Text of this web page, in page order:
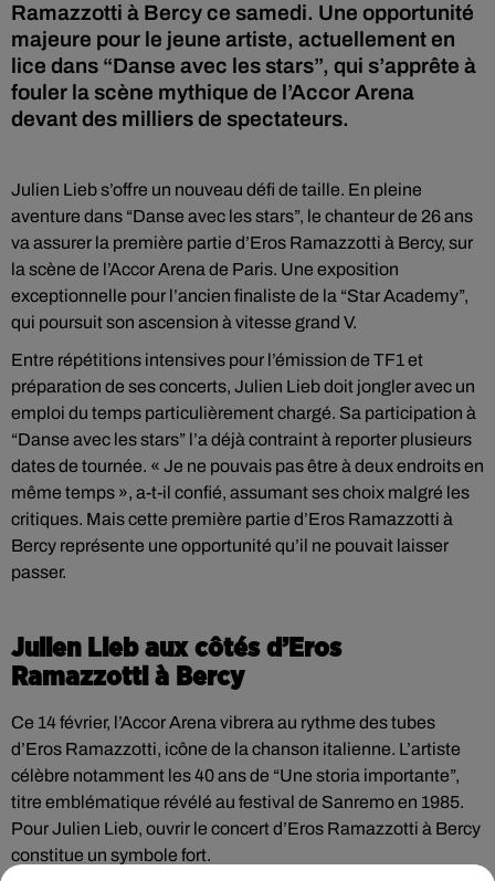
Ramazzotti à Bercy ce samedi. Une opportunité
majeure pour le jeune artiste, actuellement en
lice dans “Danse avec les stars”, qui s’apprête à
fouler la scène mythique de l’Accor Arena
devant des milliers de spectateurs.
Julien Lieb s’offre un nouveau défi de taille. En pleine
aventure dans “Danse avec les stars”, le chanteur de 26 ans
va assurer la première partie d’Eros Ramazzotti à Bercy, sur
la scène de l’Accor Arena de Paris. Une exposition
exceptionnelle pour l’ancien finaliste de la “Star Academy”,
qui poursuit son ascension à vitesse grand V.
Entre répétitions intensives pour l’émission de TF1 et
préparation de ses concerts, Julien Lieb doit jongler avec un
emploi du temps particulièrement chargé. Sa participation à
“Danse avec les stars” l’a déjà contraint à reporter plusieurs
dates de tournée. « Je ne pouvais pas être à deux endroits en
même temps », a-t-il confié, assumant ses choix malgré les
critiques. Mais cette première partie d’Eros Ramazzotti à
Bercy représente une opportunité qu’il ne pouvait laisser
passer.
Julien Lieb aux côtés d’Eros
Ramazzotti à Bercy
Ce 14 février, l’Accor Arena vibrera au rythme des tubes
d’Eros Ramazzotti, icône de la chanson italienne. L’artiste
célèbre notamment les 40 ans de “Une storia importante”,
titre emblématique révélé au festival de Sanremo en 1985.
Pour Julien Lieb, ouvrir le concert d’Eros Ramazzotti à Bercy
constitue un symbole fort.